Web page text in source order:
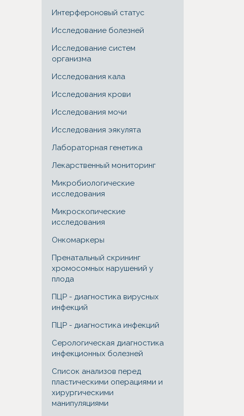
Интерфероновый статус
Исследование болезней
Исследование систем
организма
Исследования кала
Исследования крови
Исследования мочи
Исследования эякулята
Лабораторная генетика
Лекарственный мониторинг
Микробиологические
исследования
Микроскопические
исследования
Онкомаркеры
Пренатальный скрининг
хромосомных нарушений у
плода
ПЦР - диагностика вирусных
инфекций
ПЦР - диагностика инфекций
Серологическая диагностика
инфекционных болезней
Список анализов перед
пластическими операциями и
хирургическими
манипуляциями